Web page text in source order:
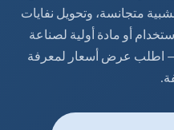
متجانسة، وتحويل نفايات
أو مادة أولية لصناعة
— اطلب عرض أسعار لمعرفة